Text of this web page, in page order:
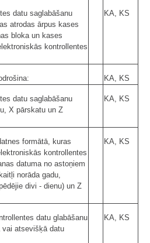
datu saglabāšanu
atrodas ārpus kases
bloka un kases
kontrollentes
KA, KS
KA, KS
datu saglabāšanu
X pārskatu un Z
KA, KS
formātā, kuras
kontrollentes
datuma no astoņiem
norāda gadu,
divi - dienu) un Z
KA, KS
datu glabāšanu
atsevišķā datu
KA, KS